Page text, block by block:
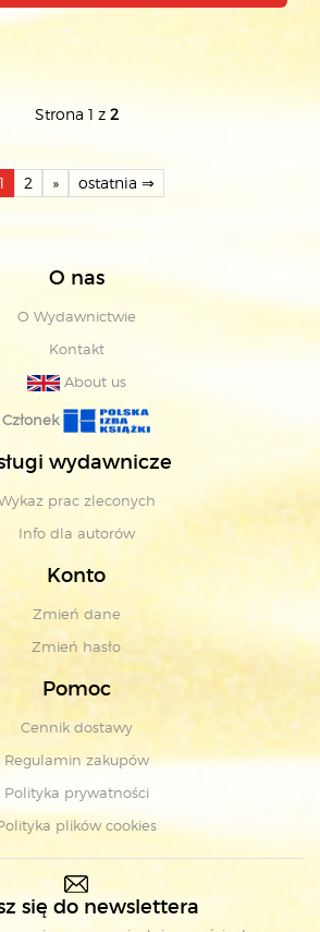
Strona 1 z 2
1 2 » ostatnia ⇒
O nas
O Wydawnictwie
Kontakt
About us
Członek
wydawnicze
prac zleconych
Info dla autorów
Konto
Zmień dane
Zmień hasło
Pomoc
Cennik dostawy
Regulamin zakupów
Polityka prywatności
plików cookies
się do newslettera